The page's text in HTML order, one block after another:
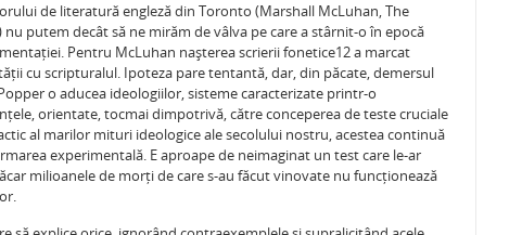
de literatură engleză din Toronto (Marshall McLuhan, The
putem decât să ne mirăm de vâlva pe care a stârnit-o în epocă
Pentru McLuhan nașterea scrierii fonetice12 a marcat
cu scripturalul. Ipoteza pare tentantă, dar, din păcate, demersul
o aducea ideologiilor, sisteme caracterizate printr-o
orientate, tocmai dimpotrivă, către conceperea de teste cruciale
al marilor mituri ideologice ale secolului nostru, acestea continuă
experimentală. E aproape de neimaginat un test care le-ar
milioanele de morți de care s-au făcut vinovate nu funcționează